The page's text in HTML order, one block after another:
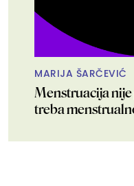
MARIJA ŠARČEVIĆ
Menstruacija
treba